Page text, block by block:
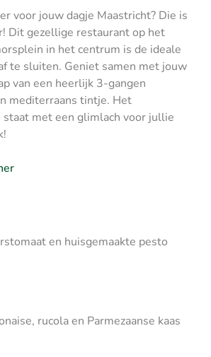
voor jouw dagje Maastricht? Die is
Dit gezellige restaurant op het
in het centrum is de ideale
te sluiten. Geniet samen met jouw
van een heerlijk 3-gangen
mediterraans tintje. Het
met een glimlach voor jullie
en huisgemaakte pesto
rucola en Parmezaanse kaas